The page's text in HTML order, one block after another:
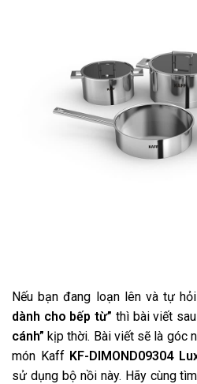
Nếu bạn đang loạn lên và tự hỏi
dành cho bếp từ” thì bài viết
cánh” kịp thời. Bài viết sẽ là góc
món Kaff KF-DIMOND09304
sử dụng bộ nồi này. Hãy cùng